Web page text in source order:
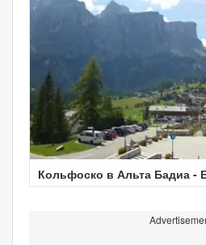
Кольфоско в Альта Бадиа -